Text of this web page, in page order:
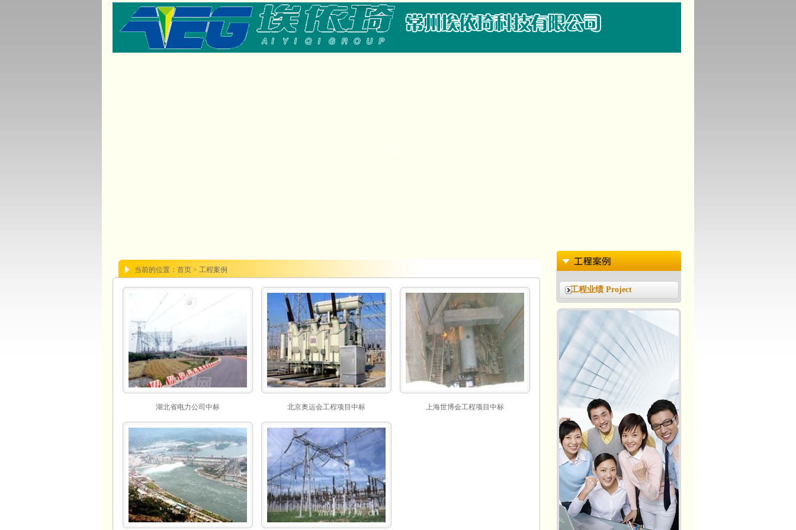
当前的位置：首页 > 工程案例
湖北省电力公司中标 北京奥运会工程项目中标 上海世博会工程项目中标
工程业绩 Project